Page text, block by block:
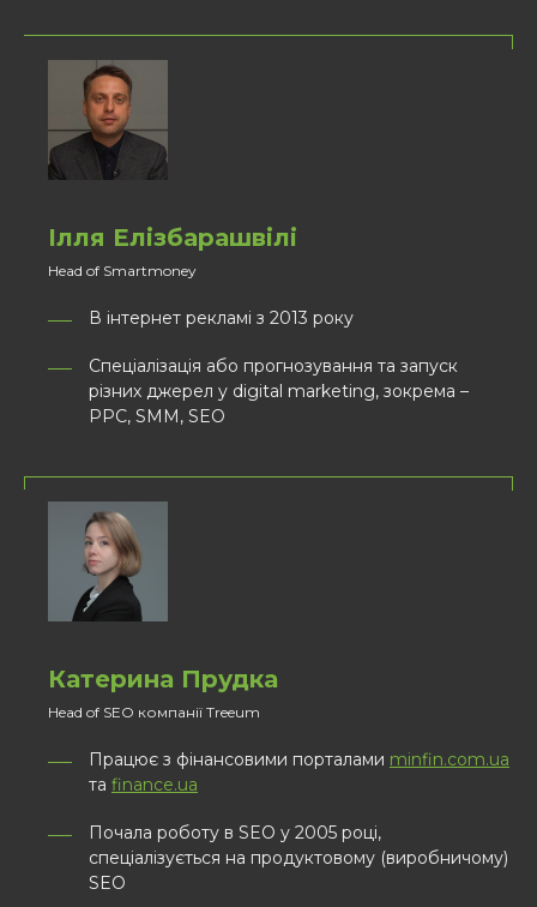
Ілля Елізбарашвілі
Head of Smartmoney
В інтернет рекламі з 2013 року
Спеціалізація aбо прогнозування та запуск
різних джерел у digital marketing, зокрема –
PPC, SMM, SEO
Катерина Прудка
Head of SEO компанії Treeum
Працює з фінансовими порталами minfin.com.ua
та finance.ua
Почала роботу в SEO у 2005 році,
спеціалізується на продуктовому (виробничому)
SEO